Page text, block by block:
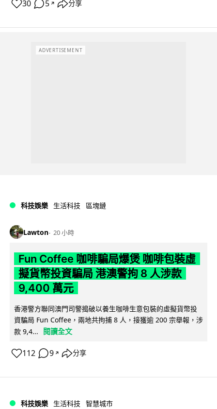
30 5 ↗ 分享
ADVERTISEMENT
科技娛樂 生活科技 區塊鏈
Lawton 20 小時
Fun Coffee 咖啡騙局爆煲 咖啡包裝虛
擬貨幣投資騙局 港澳警拘 8 人涉款
9,400 萬元
香港警方聯同澳門司警搗破以養生咖啡生意包裝的虛擬貨幣投
資騙局 Fun Coffee，兩地共拘捕 8 人，接獲逾 200 宗舉報，涉
款 9,4...
閱讀全文
112 9 ↗ 分享
科技娛樂 生活科技 智慧城市